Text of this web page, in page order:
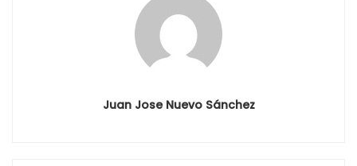
Juan Jose Nuevo Sánchez